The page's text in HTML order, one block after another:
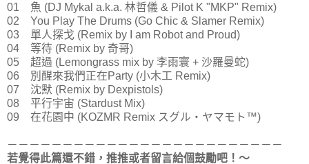
01 魚 (DJ Mykal a.k.a. 林哲儀 & Pilot K "MKP" Remix)
02 You Play The Drums (Go Chic & Slamer Remix)
03 單人探戈 (Remix by I am Robot and Proud)
04 等待 (Remix by 奇哥)
05 超過 (Lemongrass mix by 李雨寰 + 沙羅曼蛇)
06 別醒來我們正在Party (小木工 Remix)
07 沈默 (Remix by Dexpistols)
08 平行宇宙 (Stardust Mix)
09 在花園中 (KOZMR Remix スグル・ヤマモト™)
－－－－－－－－－－－－－－－－－－－－－－－－－
若覺得此篇還不錯，推推或者留言給個鼓勵吧！～